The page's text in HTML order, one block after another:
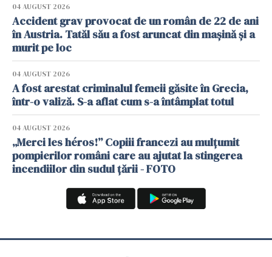
04 AUGUST 2026
Accident grav provocat de un român de 22 de ani
în Austria. Tatăl său a fost aruncat din mașină și a
murit pe loc
04 AUGUST 2026
A fost arestat criminalul femeii găsite în Grecia,
într-o valiză. S-a aflat cum s-a întâmplat totul
04 AUGUST 2026
„Merci les héros!” Copiii francezi au mulțumit
pompierilor români care au ajutat la stingerea
incendiilor din sudul țării - FOTO